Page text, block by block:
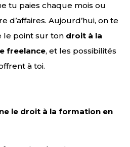
tu paies chaque mois ou
d’affaires. Aujourd’hui, on te
le point sur ton droit à la
freelance, et les possibilités
à toi.
le droit à la formation en